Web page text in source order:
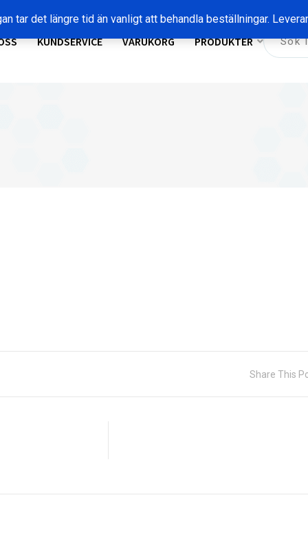
tar det längre tid än vanligt att behandla beställningar.
KUNDSERVICE VARUKORG PRODUKTER
Share This